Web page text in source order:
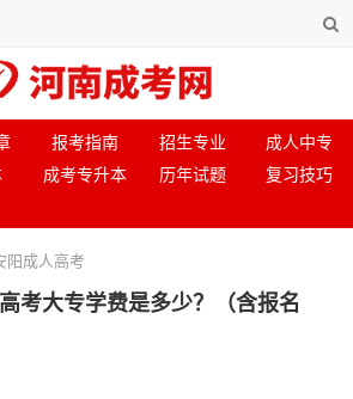
报考指南 招生专业
成人中专
成考专升本 历年试题
复习技巧
阳成人高考
考大专学费是多少？（含报名